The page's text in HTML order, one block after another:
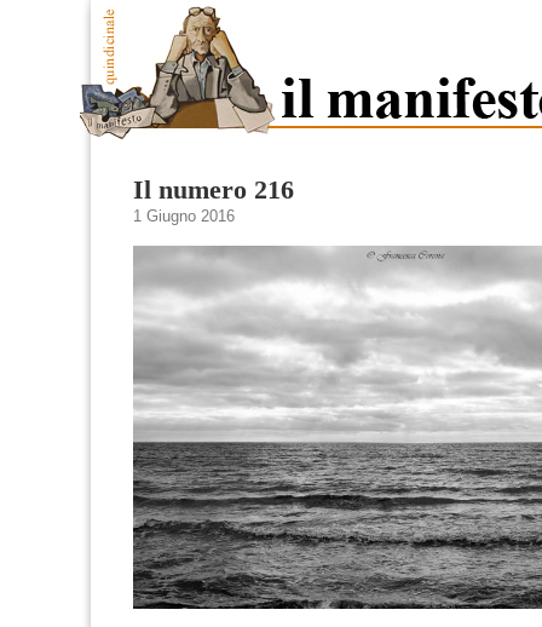
Il numero 216
1 Giugno 2016